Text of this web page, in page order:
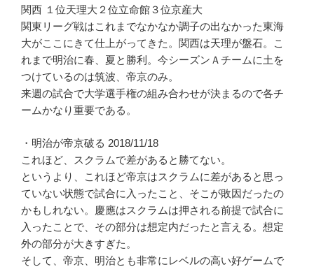
関西 １位天理大２位立命館３位京産大
関東リーグ戦はこれまでなかなか調子の出なかった東海
大がここにきて仕上がってきた。関西は天理が盤石。こ
れまで明治に春、夏と勝利。今シーズンＡチームに土を
つけているのは筑波、帝京のみ。
来週の試合で大学選手権の組み合わせが決まるので各チ
ームかなり重要である。
・明治が帝京破る 2018/11/18
これほど、スクラムで差があると勝てない。
というより、これほど帝京はスクラムに差があると思っ
ていない状態で試合に入ったこと、そこが敗因だったの
かもしれない。慶應はスクラムは押される前提で試合に
入ったことで、その部分は想定内だったと言える。想定
外の部分が大きすぎた。
そして、帝京、明治とも非常にレベルの高い好ゲームで